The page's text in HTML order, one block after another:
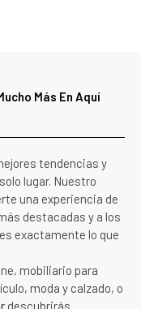
Más En Aquí
tendencias y
lugar. Nuestro
una experiencia de
destacadas y a los
exactamente lo que
mobiliario para
moda y calzado, o
descubrirás